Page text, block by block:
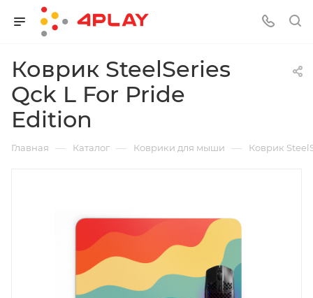
Коврик SteelSeries
Qck L For Pride
Edition
Главная — Каталог — Коврики для мыши — Коврик